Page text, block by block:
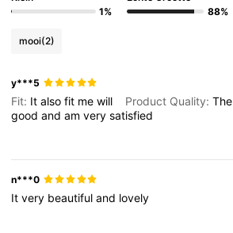
1%
88%
mooi(2)
y***5
Fit: Italsofit mewill Product Quality:The
goodandamverysatisfied
n***0
Itvery beautifuland lovely